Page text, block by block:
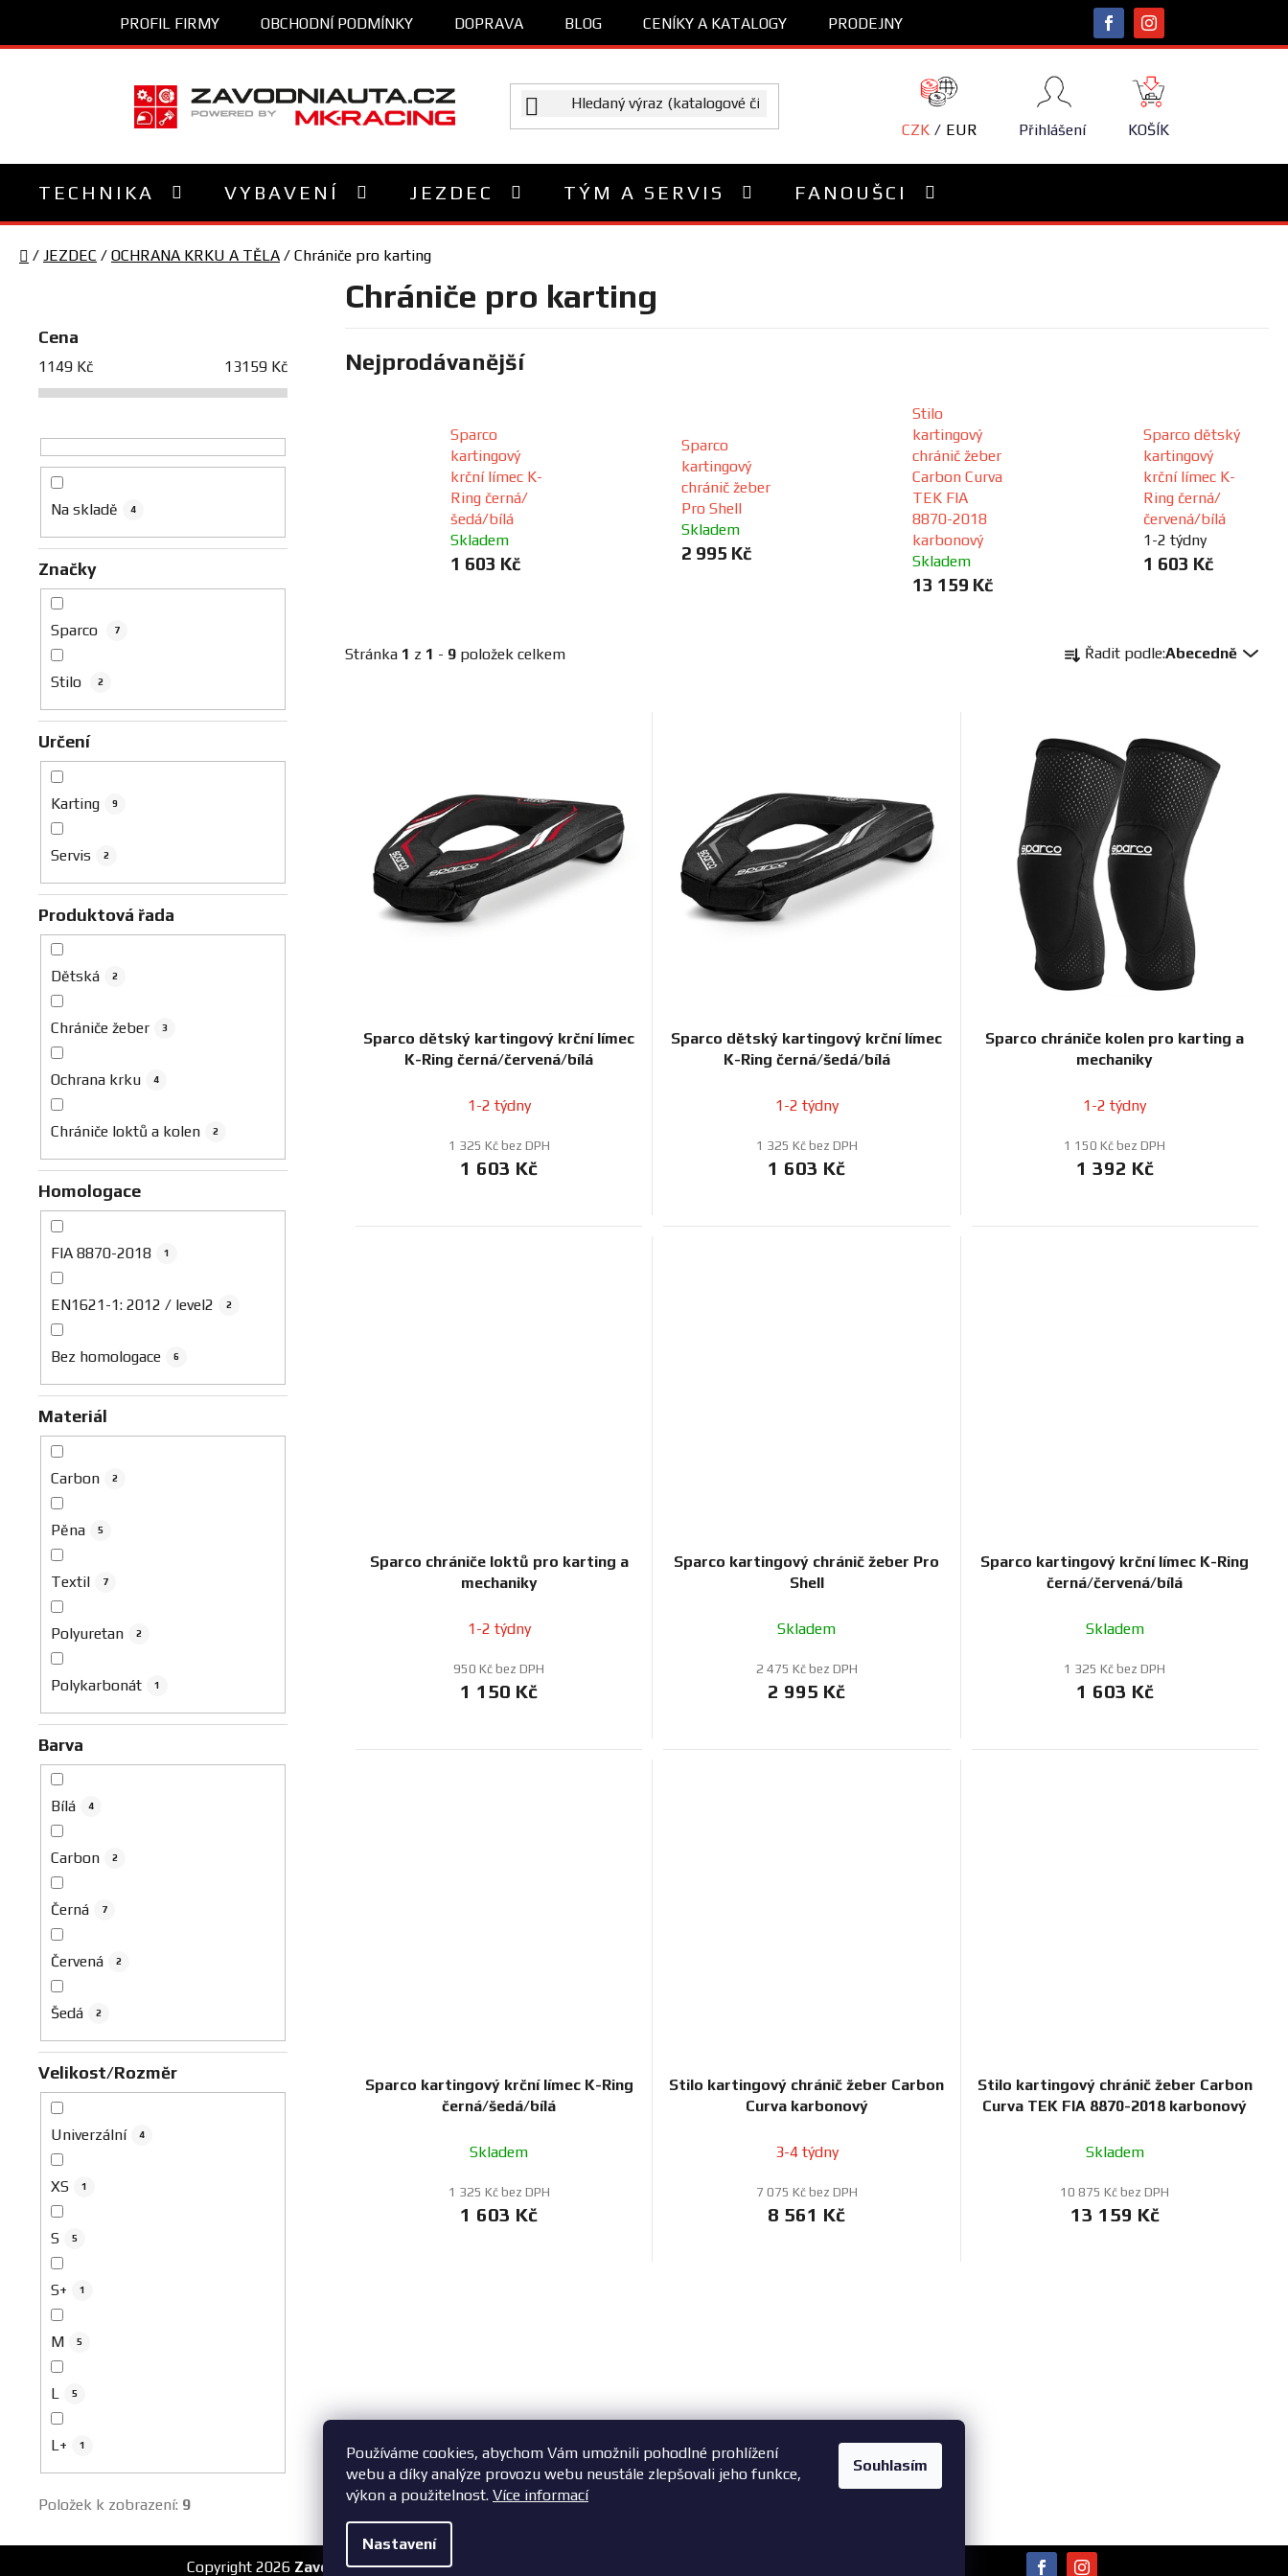
Používáme cookies, abychom Vám umožnili pohodlné prohlížení
webu a díky analýze provozu webu neustále zlepšovali jeho funkce,
výkon a použitelnost. Více informací
Nastavení
Souhlasím
obsah
PROFIL FIRMY OBCHODNÍ PODMÍNKY DOPRAVA BLOG CENÍKY A KATALOGY PRODEJNY
CZK EUR Přihlášení
NÁKUPNÍ
KOŠÍK
KOŠÍK
TECHNIKA VYBAVENÍ JEZDEC TÝM A SERVIS FANOUŠCI
Domů
/ JEZDEC / OCHRANA KRKU A TĚLA / Chrániče pro karting
Cena
1149 Kč 13159 Kč
Na skladě 4
Značky
Sparco 7
Stilo 2
Určení
Karting 9
Servis 2
Produktová řada
Dětská 2
Chrániče žeber 3
Ochrana krku 4
Chrániče loktů a kolen 2
Homologace
FIA 8870-2018 1
EN1621-1: 2012 / level2 2
Bez homologace 6
Materiál
Carbon 2
Pěna 5
Textil 7
Polyuretan 2
Polykarbonát 1
Barva
Bílá 4
Carbon 2
Černá 7
Červená 2
Šedá 2
Velikost/Rozměr
Univerzální 4
XS 1
S 5
S+ 1
M 5
L 5
L+ 1
Položek k zobrazení: 9
Chrániče pro karting
Nejprodávanější
Sparco
kartingový
krční límec K-
Ring černá/
šedá/bílá
Skladem
1 603 Kč
Sparco
kartingový
chránič žeber
Pro Shell
Skladem
2 995 Kč
Stilo
kartingový
chránič žeber
Carbon Curva
TEK FIA
8870-2018
karbonový
Skladem
13 159 Kč
Sparco dětský
kartingový
krční límec K-
Ring černá/
červená/bílá
1-2 týdny
1 603 Kč
Stránka 1 z 1 - 9 položek celkem
a
n
í
p
r
o
ů
Řadit podle:Abecedně
Sparco dětský kartingový krční límec
K-Ring černá/červená/bílá
1-2 týdny
1 325 Kč bez DPH
1 603 Kč
Sparco dětský kartingový krční límec
K-Ring černá/šedá/bílá
1-2 týdny
1 325 Kč bez DPH
1 603 Kč
Sparco chrániče kolen pro karting a
mechaniky
1-2 týdny
1 150 Kč bez DPH
1 392 Kč
Sparco chrániče loktů pro karting a
mechaniky
1-2 týdny
950 Kč bez DPH
1 150 Kč
Sparco kartingový chránič žeber Pro
Shell
Skladem
2 475 Kč bez DPH
2 995 Kč
Sparco kartingový krční límec K-Ring
černá/červená/bílá
Skladem
1 325 Kč bez DPH
1 603 Kč
Sparco kartingový krční límec K-Ring
černá/šedá/bílá
Skladem
1 325 Kč bez DPH
1 603 Kč
Stilo kartingový chránič žeber Carbon
Curva karbonový
3-4 týdny
7 075 Kč bez DPH
8 561 Kč
Stilo kartingový chránič žeber Carbon
Curva TEK FIA 8870-2018 karbonový
Skladem
10 875 Kč bez DPH
13 159 Kč
a
Copyright 2026 ZavodniAuta.cz. Všechna práva vyhrazena.